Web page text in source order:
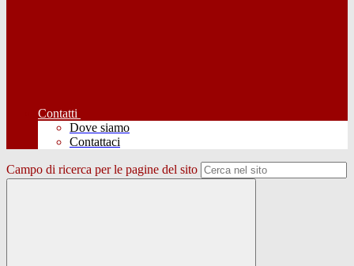
Contatti
Dove siamo
Contattaci
Campo di ricerca per le pagine del sito